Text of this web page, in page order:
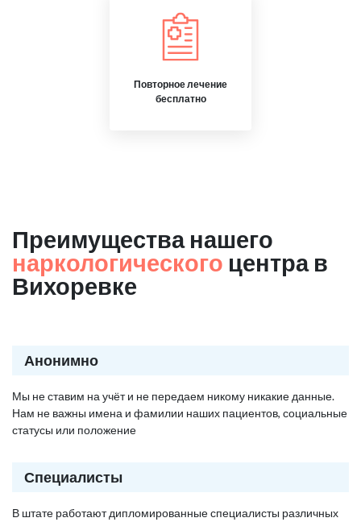
Повторное лечение
бесплатно
Преимущества нашего
наркологического центра в
Вихоревке
Анонимно
Мы не ставим на учёт и не передаем никому никакие данные.
Нам не важны имена и фамилии наших пациентов, социальные
статусы или положение
Специалисты
В штате работают дипломированные специалисты различных